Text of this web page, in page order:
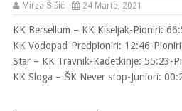
Mirza Šišić 24 Marta, 2021
KK Bersellum – KK Kiseljak-Pioniri:
KK Vodopad-Predpioniri: 12:46-
Star – KK Travnik-Kadetkinje: 55:23-
KK Sloga – ŠK Never stop-Juniori: